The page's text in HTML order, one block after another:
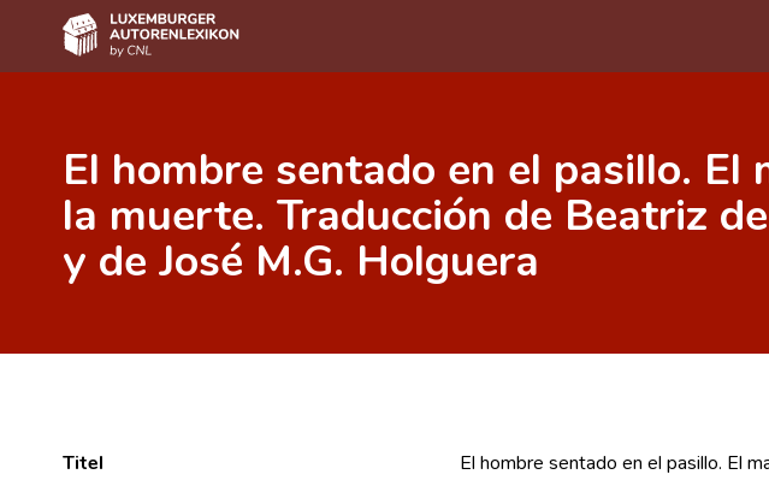
Autor(inn)en A-Z
Erweiterte Suche
Häufige Fragen und Antworten
Forschungsgruppe
El hombre sentado en el pasillo. El
la muerte. Traducción de Beatriz
y de José M.G. Holguera
Titel El hombre sentado en el pasillo. El